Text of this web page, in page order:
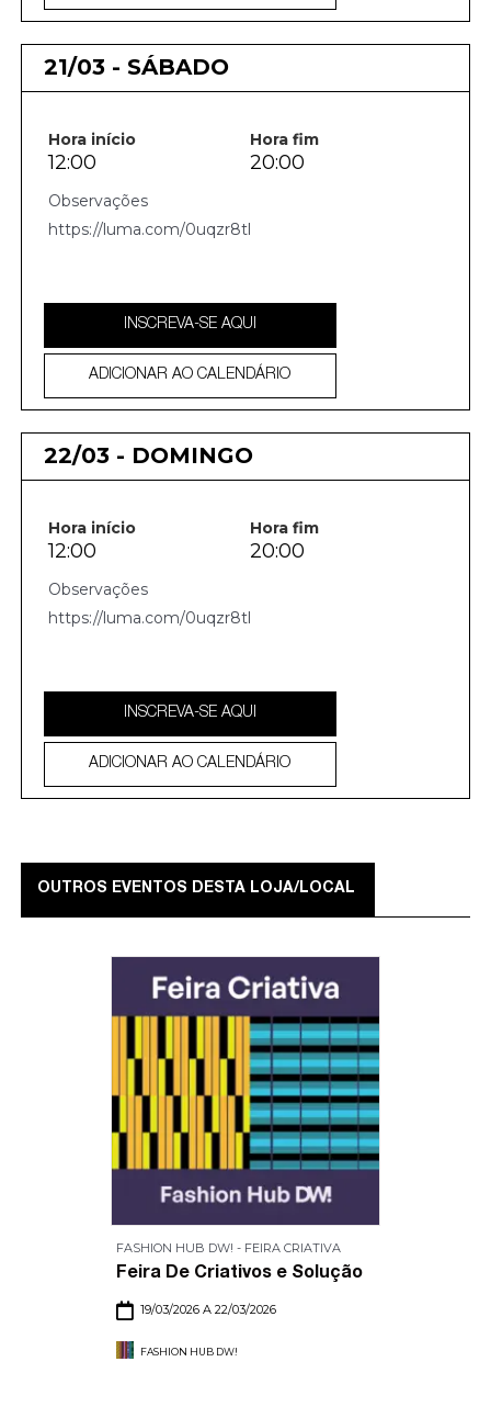
21/03 - SÁBADO
Hora início Hora fim
12:00 20:00
https://luma.com/0uqzr8tl
INSCREVA-SE AQUI
ADICIONAR AO CALENDÁRIO
22/03 - DOMINGO
Hora início Hora fim
12:00 20:00
https://luma.com/0uqzr8tl
INSCREVA-SE AQUI
ADICIONAR AO CALENDÁRIO
OUTROS EVENTOS DESTA LOJA/LOCAL
FASHION HUB DW! - FEIRA CRIATIVA
Feira De Criativos e Solução
19/03/2026 A 22/03/2026
FASHION HUB DW!